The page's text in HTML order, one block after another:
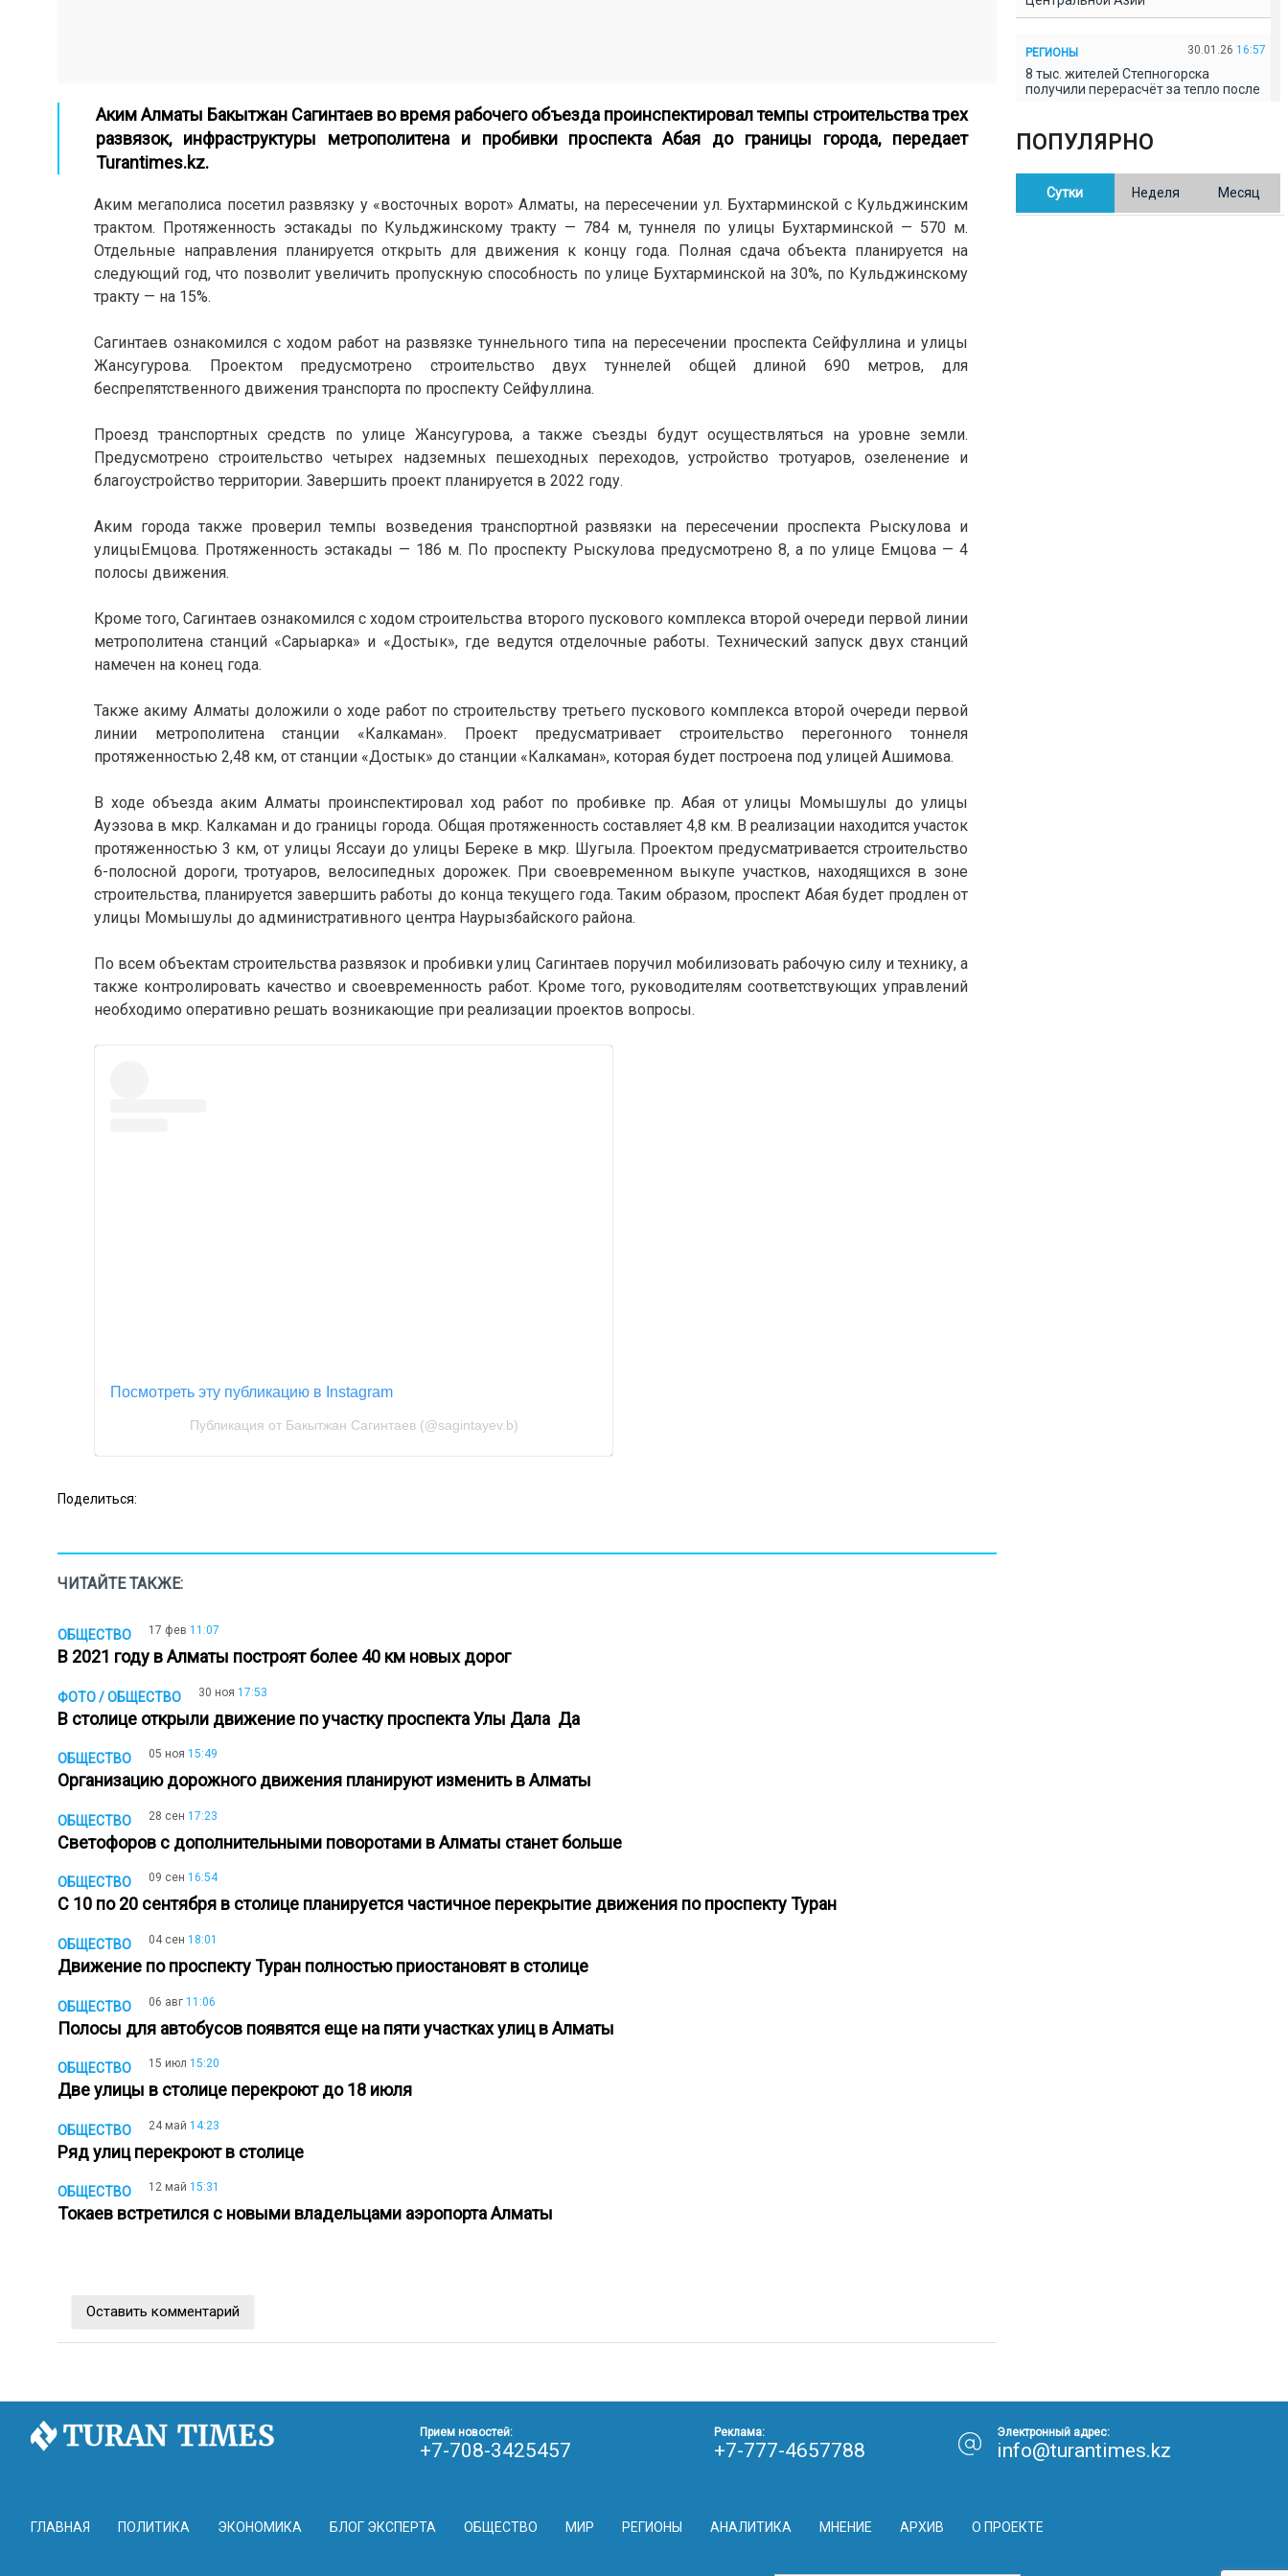
Аким Алматы Бакытжан Сагинтаев во время рабочего объезда проинспектировал темпы строительства трех
развязок, инфраструктуры метрополитена и пробивки проспекта Абая до границы города, передает
Turantimes.kz.
Аким мегаполиса посетил развязку у «восточных ворот» Алматы, на пересечении ул. Бухтарминской с Кульджинским
трактом. Протяженность эстакады по Кульджинскому тракту — 784 м, туннеля по улицы Бухтарминской — 570 м.
Отдельные направления планируется открыть для движения к концу года. Полная сдача объекта планируется на
следующий год, что позволит увеличить пропускную способность по улице Бухтарминской на 30%, по Кульджинскому
тракту — на 15%.
Сагинтаев ознакомился с ходом работ на развязке туннельного типа на пересечении проспекта Сейфуллина и улицы
Жансугурова. Проектом предусмотрено строительство двух туннелей общей длиной 690 метров, для
беспрепятственного движения транспорта по проспекту Сейфуллина.
Проезд транспортных средств по улице Жансугурова, а также съезды будут осуществляться на уровне земли.
Предусмотрено строительство четырех надземных пешеходных переходов, устройство тротуаров, озеленение и
благоустройство территории. Завершить проект планируется в 2022 году.
Аким города также проверил темпы возведения транспортной развязки на пересечении проспекта Рыскулова и
улицыЕмцова. Протяженность эстакады — 186 м. По проспекту Рыскулова предусмотрено 8, а по улице Емцова — 4
полосы движения.
Кроме того, Сагинтаев ознакомился с ходом строительства второго пускового комплекса второй очереди первой линии
метрополитена станций «Сарыарка» и «Достык», где ведутся отделочные работы. Технический запуск двух станций
намечен на конец года.
Также акиму Алматы доложили о ходе работ по строительству третьего пускового комплекса второй очереди первой
линии метрополитена станции «Калкаман». Проект предусматривает строительство перегонного тоннеля
протяженностью 2,48 км, от станции «Достык» до станции «Калкаман», которая будет построена под улицей Ашимова.
В ходе объезда аким Алматы проинспектировал ход работ по пробивке пр. Абая от улицы Момышулы до улицы
Ауэзова в мкр. Калкаман и до границы города. Общая протяженность составляет 4,8 км. В реализации находится участок
протяженностью 3 км, от улицы Яссауи до улицы Береке в мкр. Шугыла. Проектом предусматривается строительство
6-полосной дороги, тротуаров, велосипедных дорожек. При своевременном выкупе участков, находящихся в зоне
строительства, планируется завершить работы до конца текущего года. Таким образом, проспект Абая будет продлен от
улицы Момышулы до административного центра Наурызбайского района.
По всем объектам строительства развязок и пробивки улиц Сагинтаев поручил мобилизовать рабочую силу и технику, а
также контролировать качество и своевременность работ. Кроме того, руководителям соответствующих управлений
необходимо оперативно решать возникающие при реализации проектов вопросы.
Посмотреть эту публикацию в Instagram
Публикация от Бакытжан Сагинтаев (@sagintayev.b)
Поделиться:
ЧИТАЙТЕ ТАКЖЕ:
ОБЩЕСТВО 17 фев 11:07
В 2021 году в Алматы построят более 40 км новых дорог
ФОТО / ОБЩЕСТВО 30 ноя 17:53
В столице открыли движение по участку проспекта Улы Дала Да
ОБЩЕСТВО 05 ноя 15:49
Организацию дорожного движения планируют изменить в Алматы
ОБЩЕСТВО 28 сен 17:23
Светофоров с дополнительными поворотами в Алматы станет больше
ОБЩЕСТВО 09 сен 16:54
С 10 по 20 сентября в столице планируется частичное перекрытие движения по проспекту Туран
ОБЩЕСТВО 04 сен 18:01
Движение по проспекту Туран полностью приостановят в столице
ОБЩЕСТВО 06 авг 11:06
Полосы для автобусов появятся еще на пяти участках улиц в Алматы
ОБЩЕСТВО 15 июл 15:20
Две улицы в столице перекроют до 18 июля
ОБЩЕСТВО 24 май 14:23
Ряд улиц перекроют в столице
ОБЩЕСТВО 12 май 15:31
Токаев встретился с новыми владельцами аэропорта Алматы
Оставить комментарий
РЕГИОНЫ 30.01.26 16:57
8 тыс. жителей Степногорска
получили перерасчёт за тепло после
В Казахстане готовят новую
редакцию Конституции: меняется
ПОПУЛЯРНО
Сутки Неделя Месяц
ГЛАВНАЯ ПОЛИТИКА ЭКОНОМИКА БЛОГ ЭКСПЕРТА ОБЩЕСТВО МИР РЕГИОНЫ АНАЛИТИКА МНЕНИЕ АРХИВ О ПРОЕКТЕ
Прием новостей:
+7-708-3425457
Реклама:
+7-777-4657788
Электронный адрес:
info@turantimes.kz